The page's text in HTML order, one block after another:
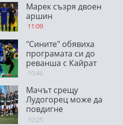
Марек съзря двоен
аршин
11:09
"Сините" обявиха
програмата си до
реванша с Кайрат
10:46
Мачът срещу
Лудогорец може да
повдигне
самочувствието на
10:25